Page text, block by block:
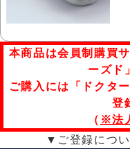
本商品は会員制購買
ーズド
ご購入には「ドクタ
登
（ ※法
▼ご登録につ